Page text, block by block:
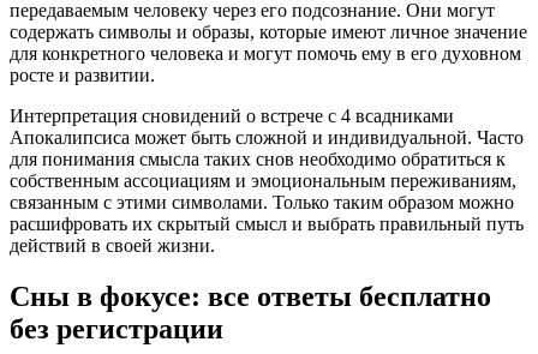
передаваемым человеку через его подсознание. Они могут
содержать символы и образы, которые имеют личное значение
для конкретного человека и могут помочь ему в его духовном
росте и развитии.
Интерпретация сновидений о встрече с 4 всадниками
Апокалипсиса может быть сложной и индивидуальной. Часто
для понимания смысла таких снов необходимо обратиться к
собственным ассоциациям и эмоциональным переживаниям,
связанным с этими символами. Только таким образом можно
расшифровать их скрытый смысл и выбрать правильный путь
действий в своей жизни.
Сны в фокусе: все ответы бесплатно
без регистрации